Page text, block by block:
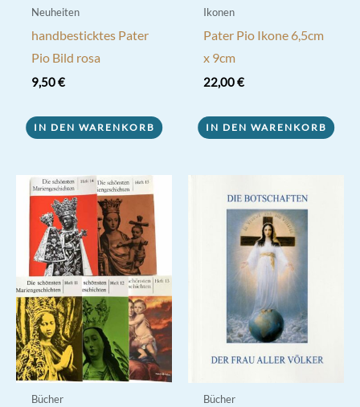
Neuheiten
handbesticktes Pater
Pio Bild rosa
9,50€
IN DEN WARENKORB
Ikonen
Pater Pio Ikone 6,5cm
x 9cm
22,00€
IN DEN WARENKORB
Bücher Bücher